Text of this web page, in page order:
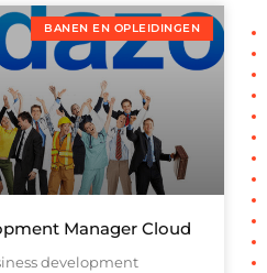
BANEN EN OPLEIDINGEN
Manager Cloud
development